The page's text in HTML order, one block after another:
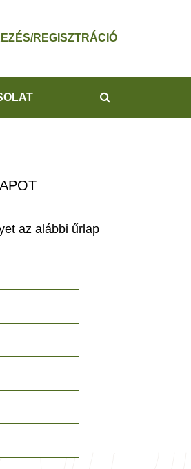
REGISZTRÁCIÓ
az alábbi űrlap